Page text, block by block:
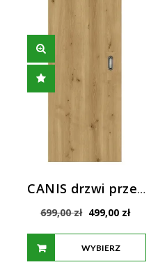
CANIS drzwi przesuwne do kasety EASY SLIDE
699,00zł Pierwotna
wynosiła:
699,00 zł.
499,00 zł
wynosi:
WYBIERZ